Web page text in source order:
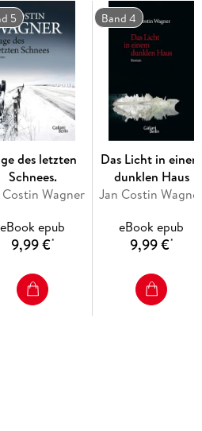
vor sich zu sehen -
aufgewacht. Die Tote wird
Alle werden im Schlaf
der durch Wände zu gehen
ist ein
der besonderen Art: tiefsinnig,
Sog und getragen von
Ein fesselnder
Kimmo Joentaa, der
der menschlichen Psyche
5
des letzten
Schnees.
Costin Wagner
eBook epub
9,99 €*
Band 4
Das Licht in einem
dunklen Haus
Jan Costin
eBook epub
9,99 €*